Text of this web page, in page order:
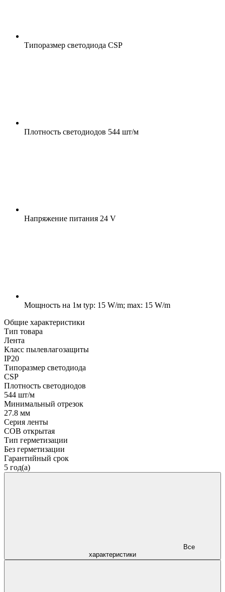
Типоразмер светодиода CSP
Плотность светодиодов 544 шт/м
Напряжение питания 24 V
Мощность на 1м typ: 15 W/m; max: 15 W/m
Общие характеристики
Тип товара
Лента
Класс пылевлагозащиты
IP20
Типоразмер светодиода
CSP
Плотность светодиодов
544 шт/м
Минимальный отрезок
27.8 мм
Серия ленты
COB открытая
Тип герметизации
Без герметизации
Гарантийный срок
5 год(а)
характеристики